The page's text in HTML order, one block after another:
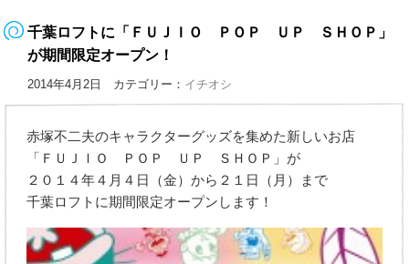
千葉ロフトに「ＦＵＪＩＯ ＰＯＰ ＵＰ ＳＨＯＰ」
が期間限定オープン！
2014年4月2日 カテゴリー： イチオシ
赤塚不二夫のキャラクターグッズを集めた新しいお店
「ＦＵＪＩＯ ＰＯＰ ＵＰ ＳＨＯＰ」が
２０１４年４月４日（金）から２１日（月）まで
千葉ロフトに期間限定オープンします！